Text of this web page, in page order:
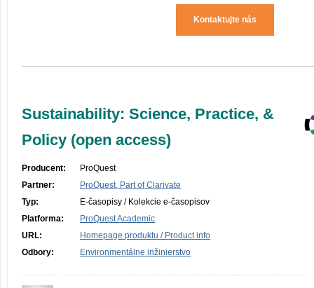
Kontaktujte nás
Sustainability: Science, Practice, &
Policy (open access)
Producent:
ProQuest
Partner:
ProQuest, Part of Clarivate
Typ:
E-časopisy / Kolekcie e-časopisov
Platforma:
ProQuest Academic
URL:
Homepage produktu / Product info
Odbory:
Environmentálne inžinierstvo